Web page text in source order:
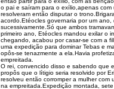
o pai e saíram para o exílio,apenas
resolveram então disputar o
acordo.Etéocles governaria por um ano
sucessivamente.Só que ambos
primeiro ano, Etéocles mandou exilar o
chegando, acabou por casar-se com a
uma expedição para dominar Tebas e
opôs-se tenazmente a ela.Havia
empreitada.
O rei, convencido disso e sabendo que
propôs que o lítigio seria resolvido por
resolveu então corromper a mulher com
na empreitada.Expedição montada,